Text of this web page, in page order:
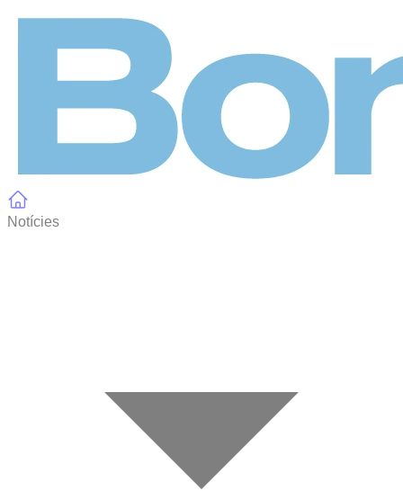
Notícies